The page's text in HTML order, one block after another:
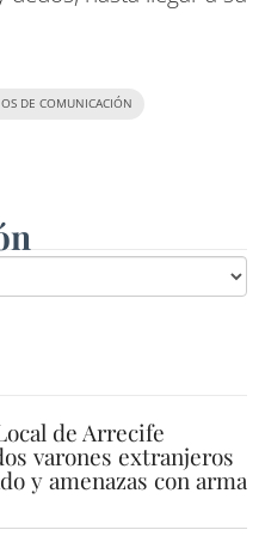
DE COMUNICACIÓN
de Arrecife
varones extranjeros
y amenazas con arma